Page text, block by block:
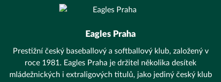
Eagles Praha
Prestižní český baseballový a softballový klub, založený v
roce 1981. Eagles Praha je držitel několika desítek
mládežnických i extraligových titulů, jako jediný český klub